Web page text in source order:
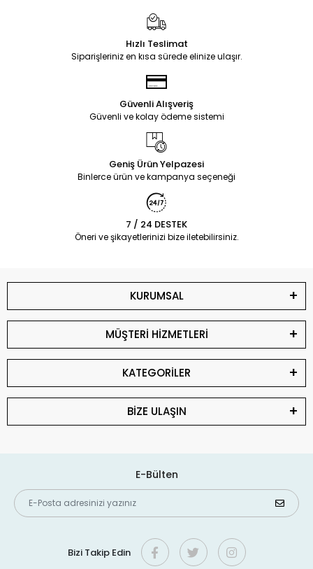
Hızlı Teslimat
Siparişleriniz en kısa sürede elinize ulaşır.
Güvenli Alışveriş
Güvenli ve kolay ödeme sistemi
Geniş Ürün Yelpazesi
Binlerce ürün ve kampanya seçeneği
7 / 24 DESTEK
Öneri ve şikayetlerinizi bize iletebilirsiniz.
KURUMSAL
MÜŞTERİ HİZMETLERİ
KATEGORİLER
BİZE ULAŞIN
E-Bülten
Bizi Takip Edin